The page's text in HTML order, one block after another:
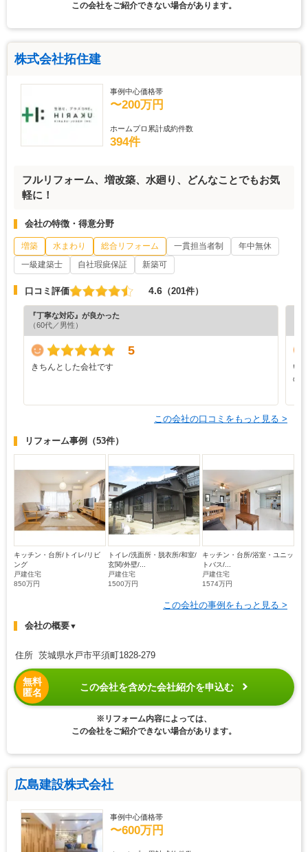
この会社をご紹介できない場合があります。
株式会社拓住建
事例中心価格帯
〜200万円
ホームプロ累計成約件数
394件
フルリフォーム、増改築、水廻り、どんなことでもお気
軽に！
会社の特徴・得意分野
増築 水まわり 総合リフォーム 一貫担当者制
年中無休
一級建築士
自社瑕疵保証 新築可
口コミ評価 4.6 （201件）
『丁寧な対応』が良かった
（60代／男性）
5
きちんとした会社です
い
の
この会社の口コミをもっと見る >
リフォーム事例 （53件）
キッチン・台所/トイレ/リビ
ング
戸建住宅
850万円
トイレ/洗面所・脱衣所/和室/
玄関/外壁/...
戸建住宅
1500万円
キッチン・台所/浴室・ユニッ
トバス/...
戸建住宅
1574万円
この会社の事例をもっと見る >
会社の概要▼
住所 茨城県水戸市平須町1828-279
無料
匿名
この会社を含めた会社紹介を申込む
※リフォーム内容によっては、
この会社をご紹介できない場合があります。
広島建設株式会社
事例中心価格帯
〜600万円